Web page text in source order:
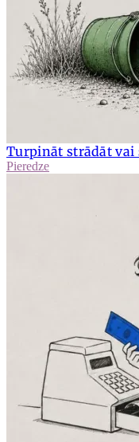
Turpināt strādāt vai
Pieredze